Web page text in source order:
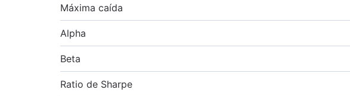
Máxima caída
Alpha
Beta
Ratio de Sharpe